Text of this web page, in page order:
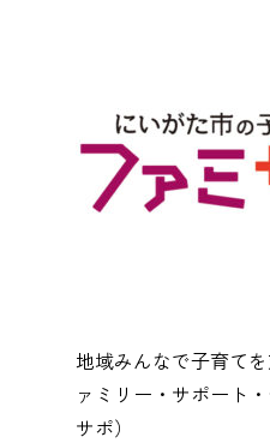
地域みんなで子育て
ァミリー・サポート
サポ）